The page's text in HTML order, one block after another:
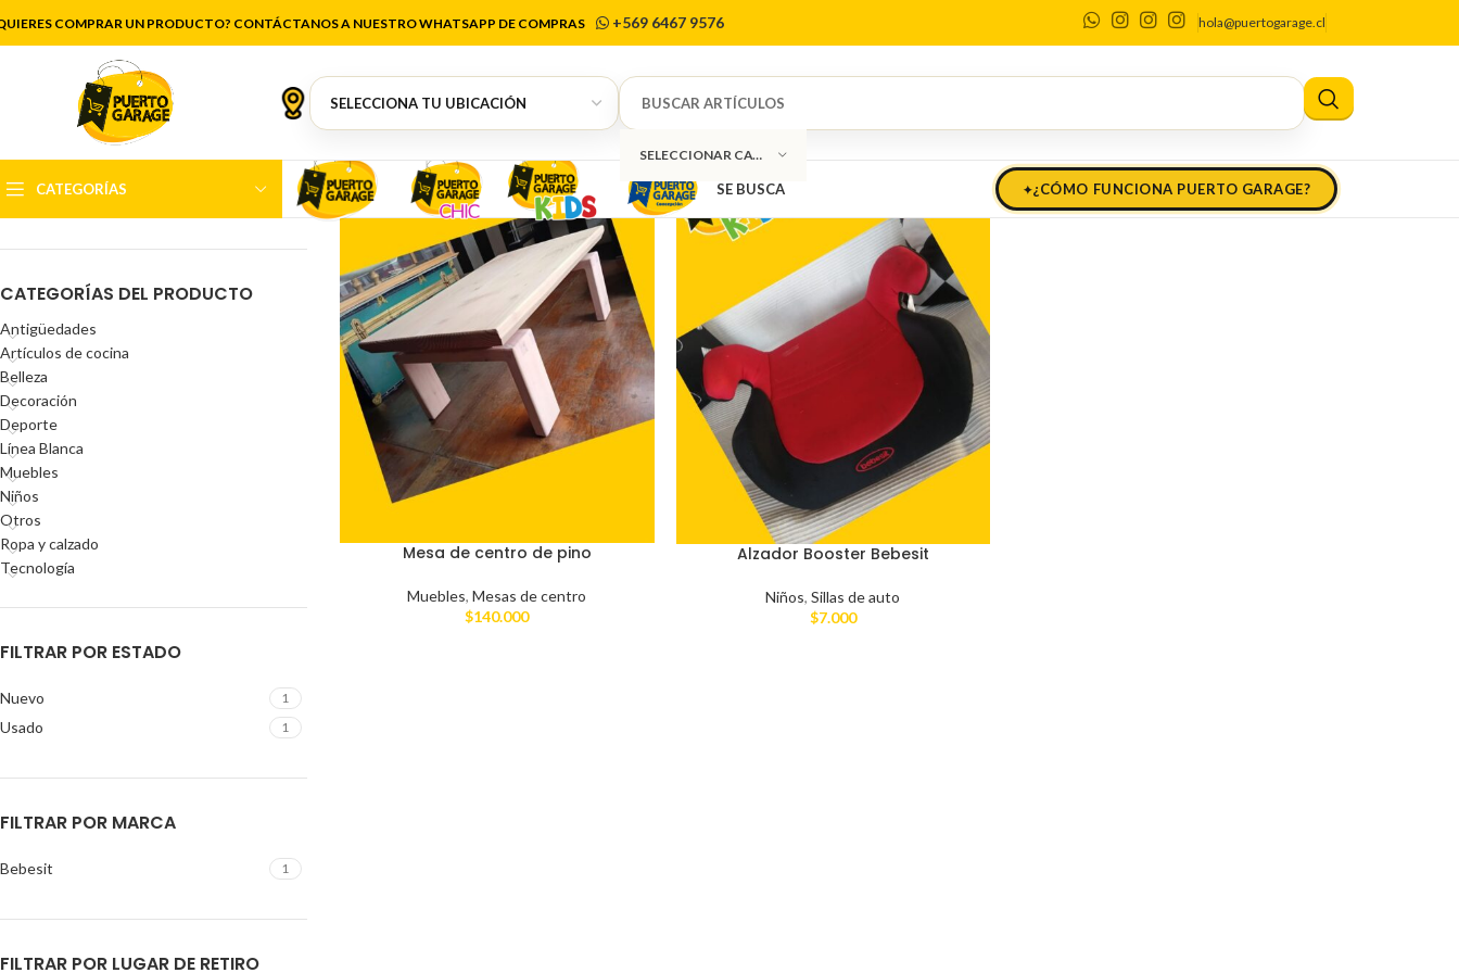
COMPRAR UN PRODUCTO? CONTÁCTANOS A NUESTRO WHATSAPP DE COMPRAS +569 6467 9576 hola@puertogarage.cl
SELECCIONAR CATEGORÍA
CATEGORÍAS SE BUSCA ¿CÓMO FUNCIONA PUERTO GARAGE?
Chiloé
FILTRAR POR PRECIO
FILTRAR
Precio:$7.000—$140.000
CATEGORÍAS DEL PRODUCTO
Antigüedades
Artículos de cocina
Belleza
Decoración
Deporte
Línea Blanca
Muebles
Niños
Otros
Ropa y calzado
Tecnología
FILTRAR POR ESTADO
Nuevo 1
Usado 1
FILTRAR POR MARCA
Bebesit 1
FILTRAR POR LUGAR DE RETIRO
Mesa de centro de pino
Muebles,Mesas de centro
$140.000
Alzador Booster Bebesit
Niños,Sillas de auto
$7.000